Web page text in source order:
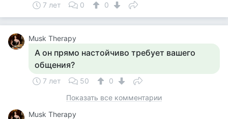
7 лет 0 0
Musk Therapy
А он прямо настойчиво требует вашего
общения?
7 лет 50
0
Показать все комментарии
Musk Therapy